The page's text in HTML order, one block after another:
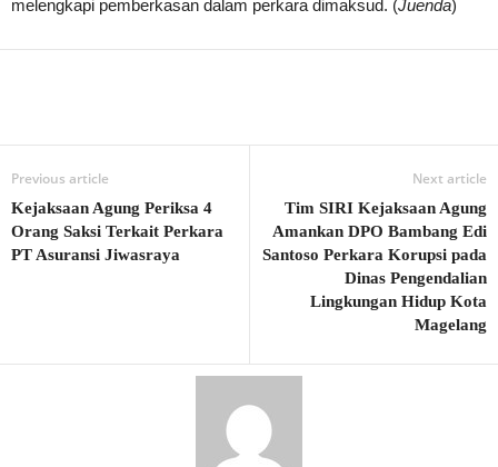
melengkapi pemberkasan dalam perkara dimaksud. (Juenda)
Previous article
Kejaksaan Agung Periksa 4
Orang Saksi Terkait Perkara
PT Asuransi Jiwasraya
Next article
Tim SIRI Kejaksaan Agung
Amankan DPO Bambang Edi
Santoso Perkara Korupsi pada
Dinas Pengendalian
Lingkungan Hidup Kota
Magelang